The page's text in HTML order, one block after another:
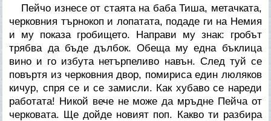
Пейчо изнесе от стаята на баба Тиша, метачката,
черковния търнокоп и лопатата, подаде ги на Немия
и му показа гробището. Направи му знак: гробът
трябва да бъде дълбок. Обеща му една бъклица
вино и го избута нетърпеливо навън. След туй се
повъртя из черковния двор, помириса един люляков
кичур, спря се и се замисли. Как хубаво се нареди
работата! Никой вече не може да мръдне Пейча от
черковата. Ще дойде новият поп. Какво ти разбира